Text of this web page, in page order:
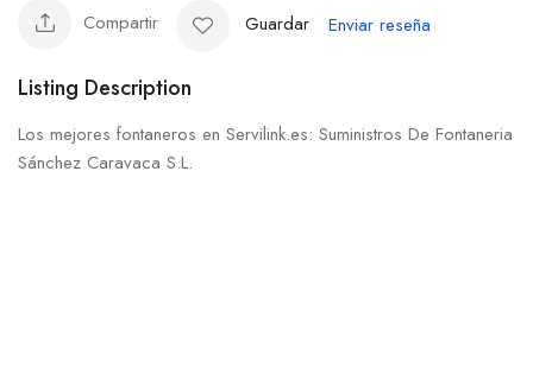
Compartir Guardar Enviar reseña
Listing Description
Los mejores fontaneros en Servilink.es: Suministros De Fontaneria
Sánchez Caravaca S.L.